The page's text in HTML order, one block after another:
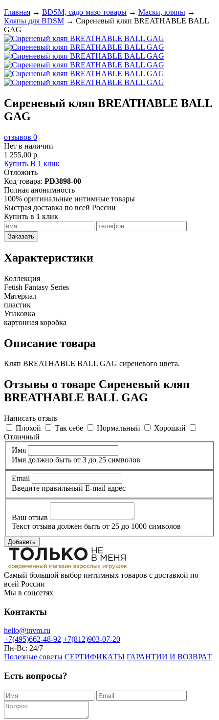
Главная → BDSM, садо-мазо товары → Маски, кляпы →
Кляпы для BDSM → Сиреневый кляп BREATHABLE BALL
GAG
Сиреневый кляп BREATHABLE BALL
GAG
отзывов 0
Нет в наличии
1 255,00 p
Купить В 1 клик
Отложить
Код товара: PD3898-00
Полная анонимность
100% оригинальные интимные товары
Быстрая доставка по всей России
Купить в 1 клик
Заказать
Характеристики
Коллекция
Fetish Fantasy Series
Материал
пластик
Упаковка
картонная коробка
Описание товара
Кляп BREATHABLE BALL GAG сиреневого цвета.
Отзывы о товаре Сиреневый кляп
BREATHABLE BALL GAG
Написать отзыв
Плохой
Так себе Нормальный
Хороший
Отличный
Имя
Имя должно быть от 3 до 25 символов
Email
Введите правильный E-mail адрес
Ваш отзыв
Текст отзыва должен быть от 25 до 1000 символов
Добавить
Самый большой выбор интимных товаров с доставкой по
всей России
Мы в соцсетях
Контакты
hello@tnvm.ru
+7(495)662-48-92 +7(812)903-07-20
Пн-Вс: 24/7
Полезные советы СЕРТИФИКАТЫ ГАРАНТИИ И ВОЗВРАТ
Есть вопросы?